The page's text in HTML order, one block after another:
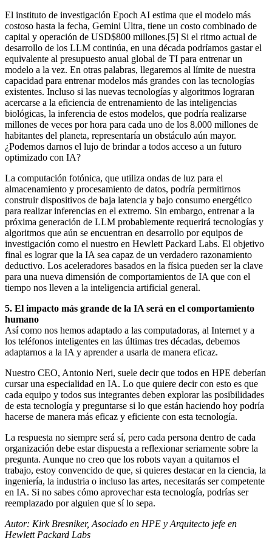
El instituto de investigación Epoch AI estima que el modelo más
costoso hasta la fecha, Gemini Ultra, tiene un costo combinado de
capital y operación de USD$800 millones.[5] Si el ritmo actual de
desarrollo de los LLM continúa, en una década podríamos gastar el
equivalente al presupuesto anual global de TI para entrenar un
modelo a la vez. En otras palabras, llegaremos al límite de nuestra
capacidad para entrenar modelos más grandes con las tecnologías
existentes. Incluso si las nuevas tecnologías y algoritmos lograran
acercarse a la eficiencia de entrenamiento de las inteligencias
biológicas, la inferencia de estos modelos, que podría realizarse
millones de veces por hora para cada uno de los 8.000 millones de
habitantes del planeta, representaría un obstáculo aún mayor.
¿Podemos darnos el lujo de brindar a todos acceso a un futuro
optimizado con IA?
La computación fotónica, que utiliza ondas de luz para el
almacenamiento y procesamiento de datos, podría permitirnos
construir dispositivos de baja latencia y bajo consumo energético
para realizar inferencias en el extremo. Sin embargo, entrenar a la
próxima generación de LLM probablemente requerirá tecnologías y
algoritmos que aún se encuentran en desarrollo por equipos de
investigación como el nuestro en Hewlett Packard Labs. El objetivo
final es lograr que la IA sea capaz de un verdadero razonamiento
deductivo. Los aceleradores basados en la física pueden ser la clave
para una nueva dimensión de comportamientos de IA que con el
tiempo nos lleven a la inteligencia artificial general.
5. El impacto más grande de la IA será en el comportamiento
humano
Así como nos hemos adaptado a las computadoras, al Internet y a
los teléfonos inteligentes en las últimas tres décadas, debemos
adaptarnos a la IA y aprender a usarla de manera eficaz.
Nuestro CEO, Antonio Neri, suele decir que todos en HPE deberían
cursar una especialidad en IA. Lo que quiere decir con esto es que
cada equipo y todos sus integrantes deben explorar las posibilidades
de esta tecnología y preguntarse si lo que están haciendo hoy podría
hacerse de manera más eficaz y eficiente con esta tecnología.
La respuesta no siempre será sí, pero cada persona dentro de cada
organización debe estar dispuesta a reflexionar seriamente sobre la
pregunta. Aunque no creo que los robots vayan a quitarnos el
trabajo, estoy convencido de que, si quieres destacar en la ciencia, la
ingeniería, la industria o incluso las artes, necesitarás ser competente
en IA. Si no sabes cómo aprovechar esta tecnología, podrías ser
reemplazado por alguien que sí lo sepa.
Autor: Kirk Bresniker, Asociado en HPE y Arquitecto jefe en
Hewlett Packard Labs